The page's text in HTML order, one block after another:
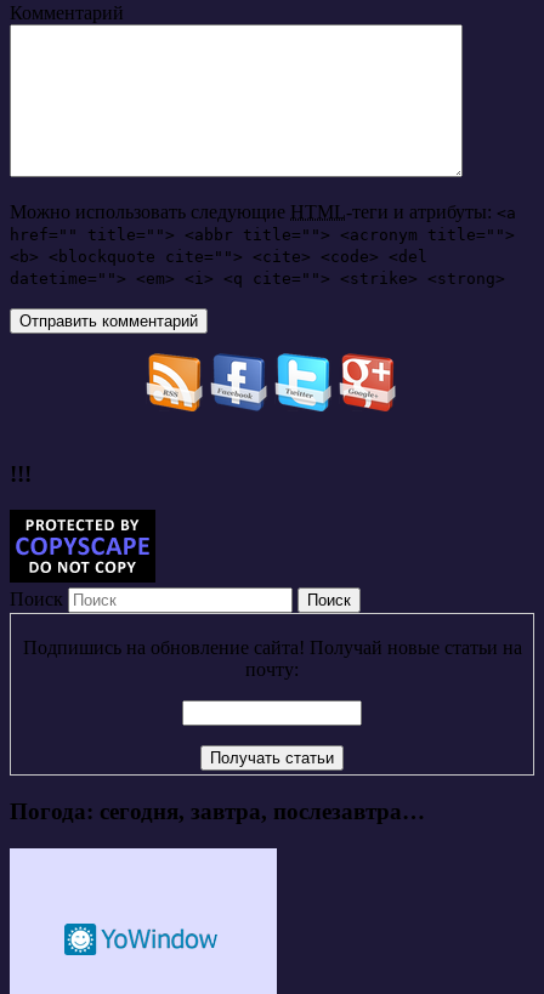
Комментарий
Можно использовать следующие HTML-теги и атрибуты: <a
href="" title=""> <abbr title=""> <acronym title="">
<b> <blockquote cite=""> <cite> <code> <del
datetime=""> <em> <i> <q cite=""> <strike> <strong>
!!!
Поиск
Подпишись на обновление сайта! Получай новые статьи на
почту:
Погода: сегодня, завтра, послезавтра…